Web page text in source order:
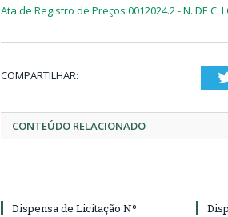
Ata de Registro de Preços 0012024.2 - N. DE C.
COMPARTILHAR:
CONTEÚDO RELACIONADO
Dispensa de Licitação Nº